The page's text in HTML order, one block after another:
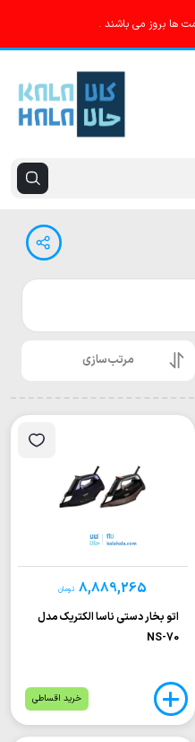
ها بروز می باشند .
مرتب‌سازی
8,889,265 تومان
اتو بخار دستی ناسا الکتریک مدل
NS-70
خرید اقساطی